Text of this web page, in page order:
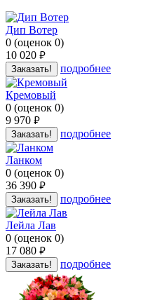
Дип Вотер
0 (оценок 0)
10 020 руб.
Заказать! подробнее
Кремовый
0 (оценок 0)
9 970 руб.
Заказать! подробнее
Ланком
0 (оценок 0)
36 390 руб.
Заказать! подробнее
Лейла Лав
0 (оценок 0)
17 080 руб.
Заказать! подробнее